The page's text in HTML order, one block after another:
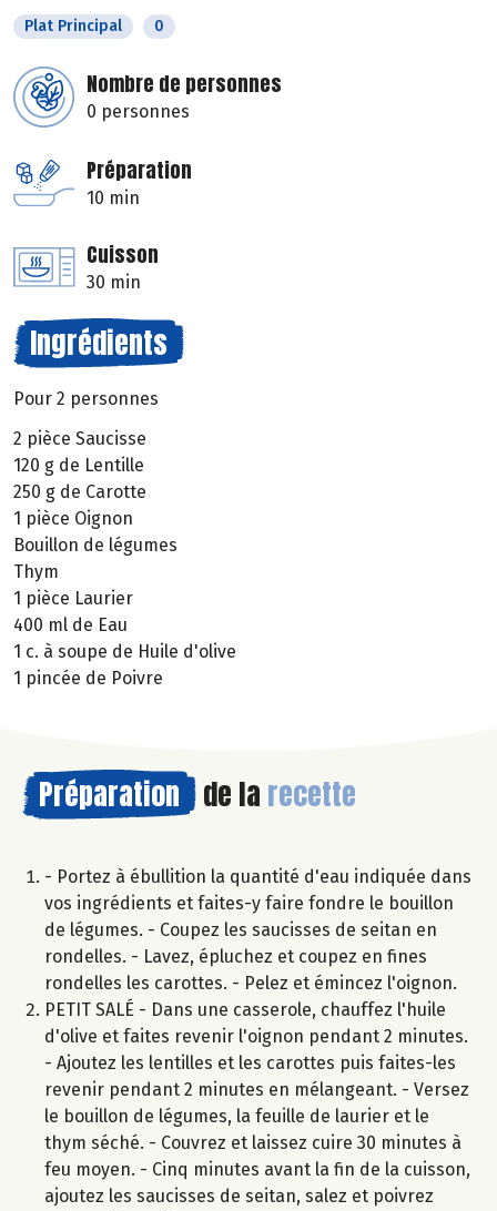
Plat Principal 0
Nombre de personnes
0 personnes
Préparation
10 min
Cuisson
30 min
Ingrédients
Pour 2 personnes
2 pièce Saucisse
120 g de Lentille
250 g de Carotte
1 pièce Oignon
Bouillon de légumes
Thym
1 pièce Laurier
400 ml de Eau
1 c. à soupe de Huile d'olive
1 pincée de Poivre
Préparation de la recette
- Portez à ébullition la quantité d'eau indiquée dans
vos ingrédients et faites-y faire fondre le bouillon
de légumes. - Coupez les saucisses de seitan en
rondelles. - Lavez, épluchez et coupez en fines
rondelles les carottes. - Pelez et émincez l'oignon.
PETIT SALÉ - Dans une casserole, chauffez l'huile
d'olive et faites revenir l'oignon pendant 2 minutes.
- Ajoutez les lentilles et les carottes puis faites-les
revenir pendant 2 minutes en mélangeant. - Versez
le bouillon de légumes, la feuille de laurier et le
thym séché. - Couvrez et laissez cuire 30 minutes à
feu moyen. - Cinq minutes avant la fin de la cuisson,
ajoutez les saucisses de seitan, salez et poivrez